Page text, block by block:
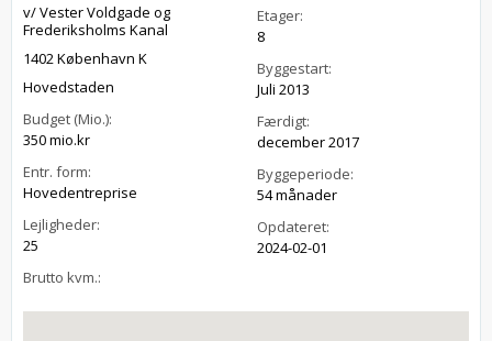
v/ Vester Voldgade og
Frederiksholms Kanal
1402 København K
Hovedstaden
Budget (Mio.):
350 mio.kr
Entr. form:
Hovedentreprise
Lejligheder:
25
Brutto kvm.:
Etager:
8
Byggestart:
Juli 2013
Færdigt:
december 2017
Byggeperiode:
54 månader
Opdateret:
2024-02-01